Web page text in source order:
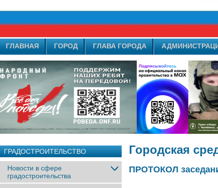
ГЛАВНАЯ ГОРОД ГЛАВА ГОРОДА
ГРАДОСТРОИТЕЛЬСТВО
Новости в сфере
градостроительства
Городская
ПРОТОКОЛ